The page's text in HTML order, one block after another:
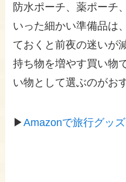
防水ポーチ、薬ポーチ
いった細かい準備品は
ておくと前夜の迷いが
持ち物を増やす買い物
い物として選ぶのがお
▶Amazonで旅行グッ